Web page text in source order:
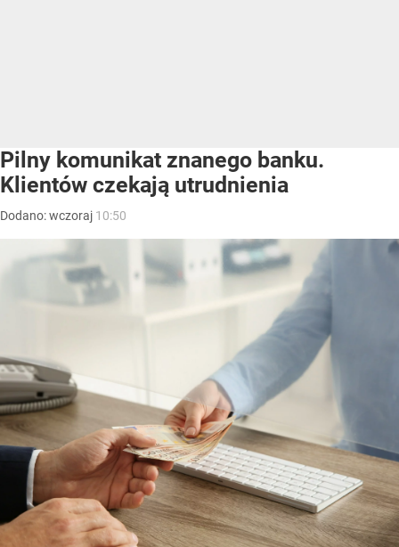
Pilny komunikat znanego banku.
Klientów czekają utrudnienia
Dodano:wczoraj 10:50